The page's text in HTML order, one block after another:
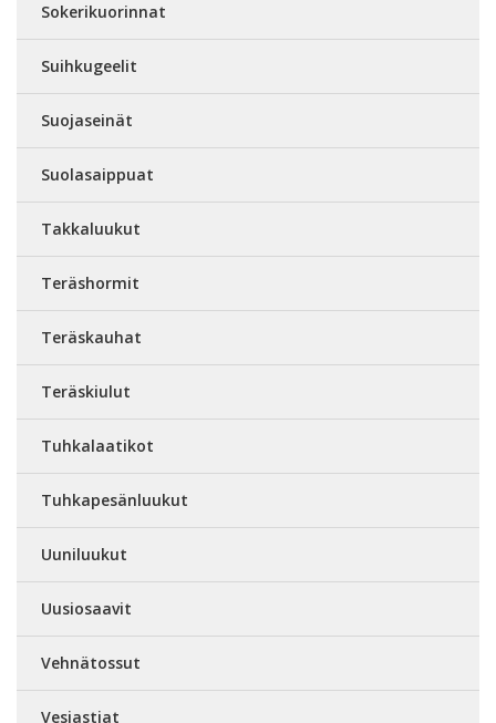
Sokerikuorinnat
Suihkugeelit
Suojaseinät
Suolasaippuat
Takkaluukut
Teräshormit
Teräskauhat
Teräskiulut
Tuhkalaatikot
Tuhkapesänluukut
Uuniluukut
Uusiosaavit
Vehnätossut
Vesiastiat